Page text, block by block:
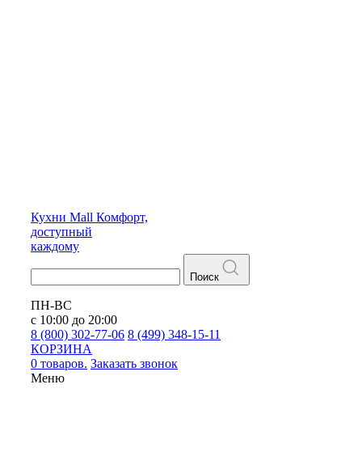
Кухни Mall Комфорт,
доступный
каждому
Поиск
ПН-ВС
с 10:00 до 20:00
8 (800) 302-77-06 8 (499) 348-15-11
КОРЗИНА
0 товаров. Заказать звонок
Меню